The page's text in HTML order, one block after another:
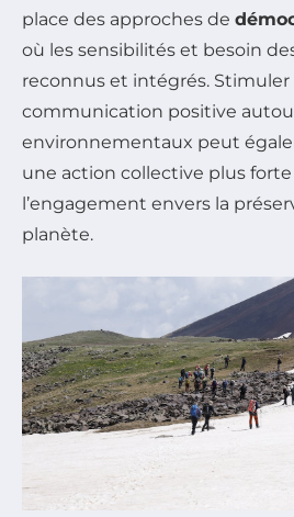
place des approches de
où les sensibilités et besoin
reconnus et intégrés. Stimuler
communication positive
environnementaux peut
une action collective plus
l’engagement envers la
planète.